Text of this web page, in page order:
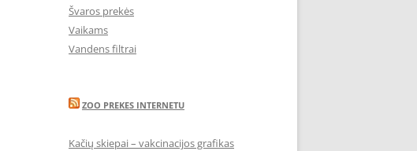
Švaros prekės
Vaikams
Vandens filtrai
ZOO PREKES INTERNETU
Kačių skiepai – vakcinacijos grafikas